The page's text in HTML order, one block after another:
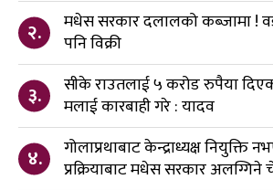
२.
मधेस सरकार दलालको कब्जामा !
पनि विक्री
३.
सीके राउतलाई ५ करोड रुपैया
मलाई कारबाही गरे : यादव
४.
गोलाप्रथाबाट केन्द्राध्यक्ष नियुक्ति
प्रक्रियाबाट मधेस सरकार अलग्गिने